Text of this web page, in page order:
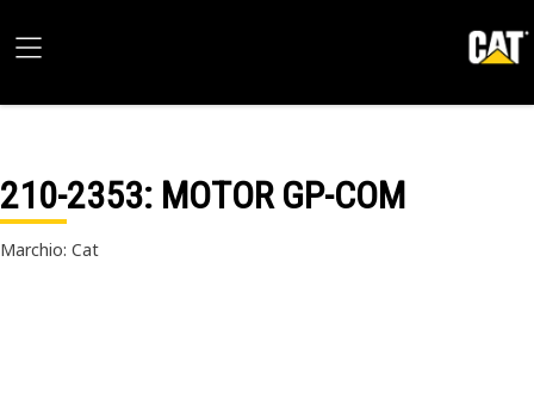
210-2353: MOTOR GP-COM
Marchio: Cat